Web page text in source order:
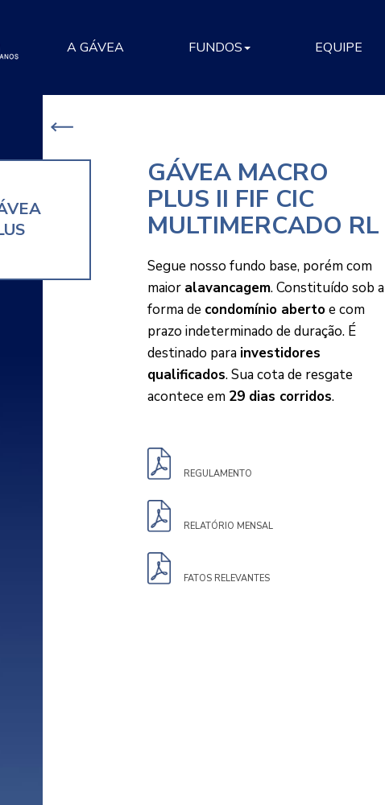
A GÁVEA FUNDOS EQUIPE
GÁVEA MACRO
PLUS II FIF CIC
MULTIMERCADO RL
Segue nosso fundo base, porém com
maior alavancagem. Constituído sob a
forma de condomínio abertoe com
prazo indeterminado de duração. É
destinado para investidores
qualificados. Sua cota de resgate
acontece em 29 dias corridos.
REGULAMENTO
RELATÓRIO MENSAL
FATOS RELEVANTES